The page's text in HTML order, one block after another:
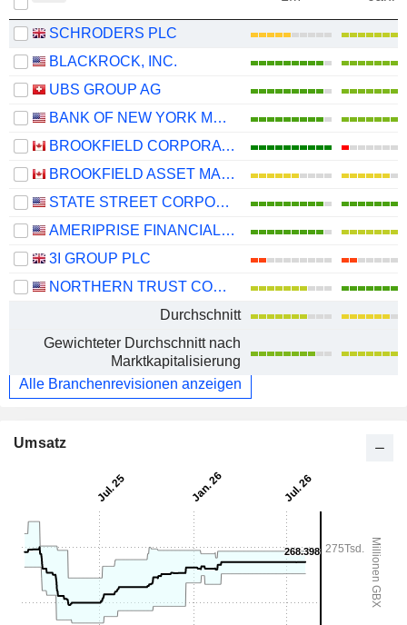
SCHRODERS PLC
BLACKROCK, INC.
UBS GROUP AG
BANK OF NEW YORK MELLON CORPORATION (THE)
BROOKFIELD CORPORATION
BROOKFIELD ASSET MANAGEMENT LTD.
STATE STREET CORPORATION
AMERIPRISE FINANCIAL, INC.
3I GROUP PLC
NORTHERN TRUST CORPORATION
Durchschnitt
Gewichteter Durchschnitt nach
Marktkapitalisierung
Alle Branchenrevisionen anzeigen
Umsatz